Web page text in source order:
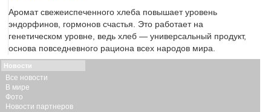
Аромат свежеиспеченного хлеба повышает уровень
эндорфинов, гормонов счастья. Это работает на
генетическом уровне, ведь хлеб — универсальный продукт,
основа повседневного рациона всех народов мира.
Новости
Все новости
В мире
Фото
Новости партнеров